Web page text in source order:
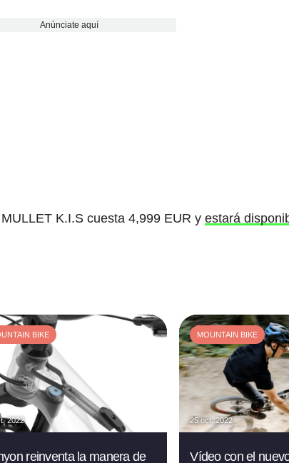
Anúnciate aquí
K.I.S cuesta 4,999 EUR yestará
BIKE
2022
reinventa la manera de
MOUNTAIN BIKE
25 oct. 2022
Vídeo con el